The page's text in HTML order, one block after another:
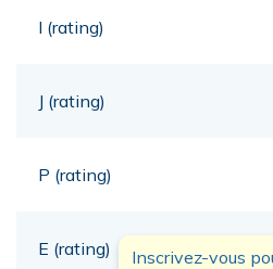
I (rating)
J (rating)
P (rating)
E (rating) Inscrivez-vous